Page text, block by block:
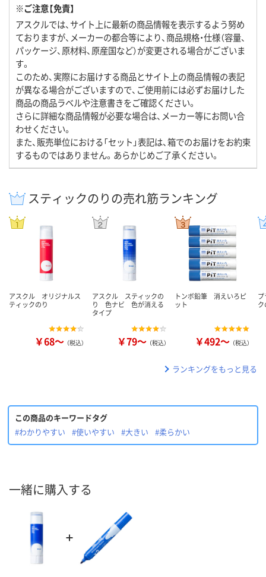
※ご注意【免責】
アスクルでは、サイト上に最新の商品情報を表示するよう努め
ておりますが、メーカーの都合等により、商品規格・仕様（容量、
パッケージ、原材料、原産国など）が変更される場合がございま
す。
このため、実際にお届けする商品とサイト上の商品情報の表記
が異なる場合がございますので、ご使用前には必ずお届けした
商品の商品ラベルや注意書きをご確認ください。
さらに詳細な商品情報が必要な場合は、メーカー等にお問い合
わせください。
また、販売単位における「セット」表記は、箱でのお届けをお約束
するものではありません。あらかじめご了承ください。
スティックのりの売れ筋ランキング
アスクル オリジナルス
ティックのり
￥68～ （税込）
アスクル スティックの
り 色ナビ 色が消える
タイプ
￥79～ （税込）
トンボ鉛筆 消えいろピ
ット
￥492～ （税込）
ランキングをもっと見る
この商品のキーワードタグ
#わかりやすい
#使いやすい #大きい #柔らかい
一緒に購入する